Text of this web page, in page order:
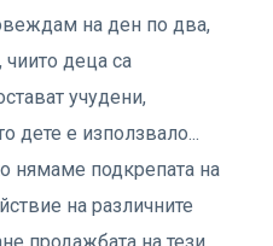
на ден по два,
чиито деца са
учудени,
дете е използвало...
нямаме подкрепата на
на различните